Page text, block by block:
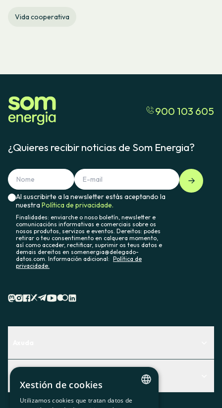
Vida cooperativa
900 103 605
¿Quieres recibir noticias de Som Energia?
Al suscribirte a la newsletter estás aceptando la
nuestraPolítica de privacidade.
Finalidades: enviarche o noso boletín, newsletter e
comunicacións informativas e comerciais sobre os
nosos produtos, servizos e eventos. Dereitos: podes
retirar o teu consentimento en calquera momento,
así como acceder, rectificar, suprimir os teus datos e
demais dereitos en somenergia@delegado-
datos.com. Información adicional: Política de
privacidade.
Descubre qué servicio te encaja mejor
Contacto
Actualidad
CATALAN
Xestión de cookies
Utilizamos cookies que tratan datos de